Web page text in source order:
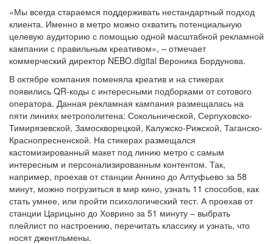
«Мы всегда стараемся поддерживать нестандартный подход
клиента. Именно в метро можно охватить потенциальную
целевую аудиторию с помощью одной масштабной рекламной
кампании с правильным креативом», – отмечает
коммерческий директор NEBO.digital Вероника Бордунова.
В октябре компания поменяла креатив и на стикерах
появились QR-коды с интересными подборками от сотового
оператора. Данная рекламная кампания размещалась на
пяти линиях метрополитена: Сокольнической, Серпуховско-
Тимирязевской, Замоскворецкой, Калужско-Рижской, Таганско-
Краснопресненской. На стикерах размещался
кастомизированный макет под линию метро с самым
интересным и персонализированным контентом. Так,
например, проехав от станции Аннино до Алтуфьево за 58
минут, можно погрузиться в мир кино, узнать 11 способов, как
стать умнее, или пройти психологический тест. А проехав от
станции Царицыно до Ховрино за 51 минуту – выбрать
плейлист по настроению, перечитать классику и узнать, что
носят джентльмены.